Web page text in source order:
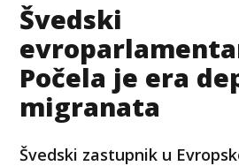
Švedski
Počela je era
migranata
Švedski zastupnik u